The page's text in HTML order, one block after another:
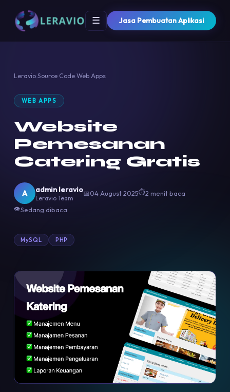
☰ Jasa Pembuatan Aplikasi
Leravio›Source Code›Web Apps
WEB APPS
Website
Pemesanan
Catering Gratis
A admin leravio
Leravio Team
📅04 August 2025⏱2 menit baca
👁Sedang dibaca
MySQL PHP